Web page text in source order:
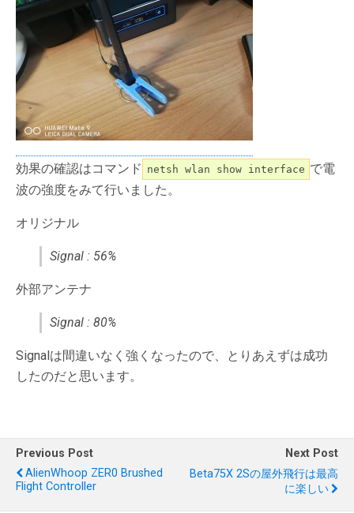
効果の確認はコマンド netsh wlan show interface で電
波の強度をみて行いました。
オリジナル
Signal : 56%
外部アンテナ
Signal : 80%
Signalは間違いなく強くなったので、とりあえずは成功
したのだと思います。
Previous Post
AlienWhoop ZER0 Brushed
Flight Controller
Next Post
Beta75X 2Sの屋外飛行は最高
に楽しい